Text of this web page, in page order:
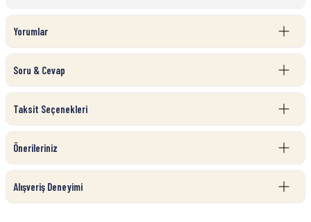
Yorumlar
Soru & Cevap
Taksit Seçenekleri
Önerileriniz
Alışveriş Deneyimi